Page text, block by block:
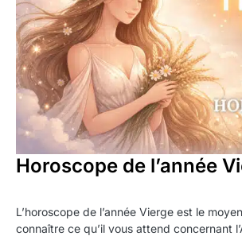
Horoscope de l’année
L’horoscope de l’année Vierge est le
connaître ce qu’il vous attend concernant